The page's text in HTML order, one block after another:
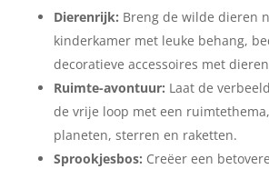
Dierenrijk: Breng de ⁢wilde dieren
kinderkamer met leuke behang,
decoratieve accessoires met
Ruimte-avontuur: Laat de
de‍ vrije loop met een
planeten, ​sterren en raketten.
Sprookjesbos: Creëer een